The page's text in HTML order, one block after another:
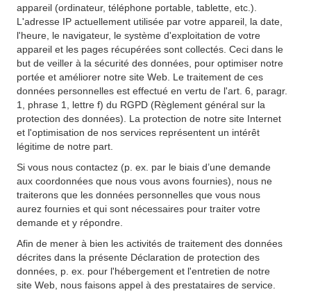
appareil (ordinateur, téléphone portable, tablette, etc.).
L'adresse IP actuellement utilisée par votre appareil, la date,
l'heure, le navigateur, le système d'exploitation de votre
appareil et les pages récupérées sont collectés. Ceci dans le
but de veiller à la sécurité des données, pour optimiser notre
portée et améliorer notre site Web. Le traitement de ces
données personnelles est effectué en vertu de l'art. 6, paragr.
1, phrase 1, lettre f) du RGPD (Règlement général sur la
protection des données). La protection de notre site Internet
et l'optimisation de nos services représentent un intérêt
légitime de notre part.
Si vous nous contactez (p. ex. par le biais d’une demande
aux coordonnées que nous vous avons fournies), nous ne
traiterons que les données personnelles que vous nous
aurez fournies et qui sont nécessaires pour traiter votre
demande et y répondre.
Afin de mener à bien les activités de traitement des données
décrites dans la présente Déclaration de protection des
données, p. ex. pour l'hébergement et l'entretien de notre
site Web, nous faisons appel à des prestataires de service.